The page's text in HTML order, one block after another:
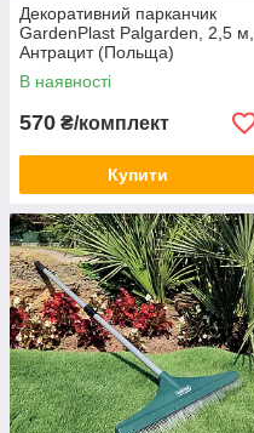
Декоративний парканчик
GardenPlast Palgarden, 2,5 м,
Антрацит (Польща)
В наявності
570 ₴/комплект
Купити